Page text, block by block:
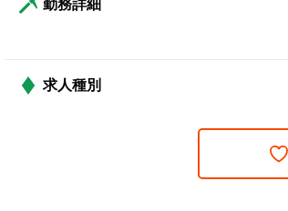
勤務詳細
求人種別